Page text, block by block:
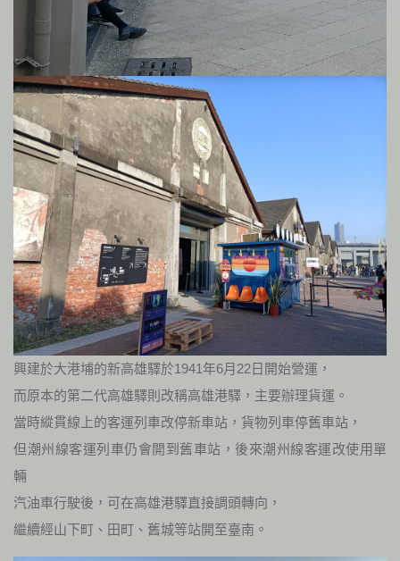
興建於大港埔的新高雄驛於1941年6月22日開始營運，
而原本的第二代高雄驛則改稱高雄港驛，主要辦理貨運。
當時縱貫線上的客運列車改停新車站，貨物列車停舊車站，
但潮州線客運列車仍會開到舊車站，後來潮州線客運改使用單
輛
汽油車行駛後，可在高雄港驛直接調頭轉向，
繼續經山下町、田町、舊城等站開至臺南。